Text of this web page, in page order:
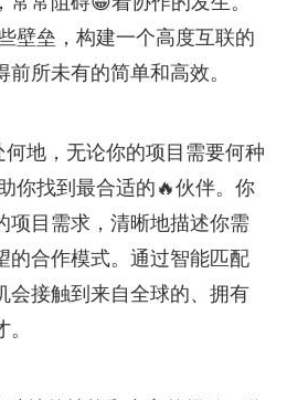
壁垒，构建一个高度互联的
所未有的简单和高效。
地，无论你的项目需要何种
你找到最合适的🔥伙伴。你
项目需求，清晰地描述你需
的合作模式。通过智能匹配
会接触到来自全球的、拥有